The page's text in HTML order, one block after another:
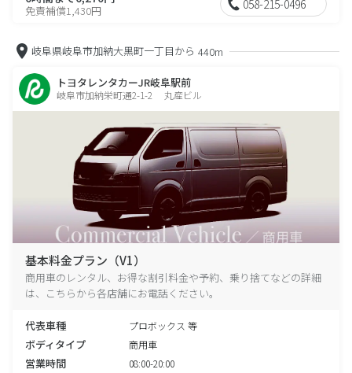
免責補償1,430円 058-215-0496
岐阜県岐阜市加納大黒町一丁目から 440m
トヨタレンタカーJR岐阜駅前
岐阜市加納栄町通2-1-2 丸産ビル
基本料金プラン（V1）
商用車のレンタル、お得な割引料金や予約、乗り捨てなどの詳細
は、こちらから各店舗にお電話ください。
代表車種 プロボックス 等
ボディタイプ 商用車
営業時間 08:00-20:00